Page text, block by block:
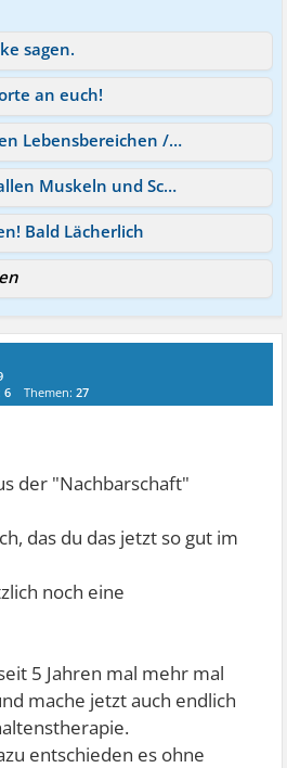
sagen.
an euch!
Angstzustände in allen Lebensbereichen / Citalopram
Verkrampfungen in allen Muskeln und Schwächegefühl
Bald Lächerlich
6 Themen:27
der "Nachbarschaft"
das du das jetzt so gut im
noch eine
5 Jahren mal mehr mal
mache jetzt auch endlich
entschieden es ohne